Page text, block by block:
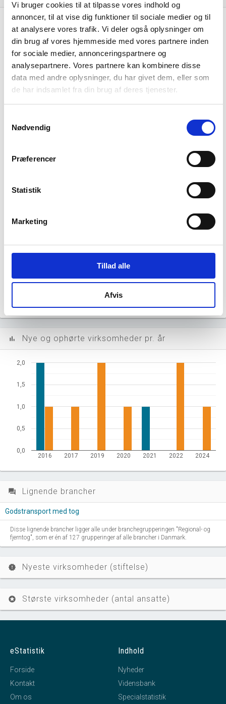
Vi bruger cookies til at tilpasse vores indhold og
annoncer, til at vise dig funktioner til sociale medier og til
at analysere vores trafik. Vi deler også oplysninger om
din brug af vores hjemmeside med vores partnere inden
for sociale medier, annonceringspartnere og
analysepartnere. Vores partnere kan kombinere disse
data med andre oplysninger, du har givet dem, eller som
de har indsamlet fra din brug af deres tjenester.
Nødvendig
Præferencer
Statistik
Marketing
Tillad alle
Afvis
location_city 0
Virksomheder i branchen
money -
Salg i branchen (2024)
local_shipping
647.804 DKK
Fuldtidsbeskæftigede i branchen
1.574
Beskæftigede kvinder i branchen
4.023
Gå tilUdvidet brancheanalysefor historiske data.
bar_chart Nye og ophørte virksomheder pr. år
2016 2017 2019 2020 2021 2022 2024
0,0
0,5
1,0
1,5
2,0
question_answer Lignende brancher
Godstransport med tog
Disse lignende brancher ligger alle under branchegrupperingen "Regional- og
fjerntog", som er én af 127 grupperinger af alle brancher i Danmark.
new_releases Nyeste virksomheder (stiftelse)
stars Største virksomheder (antal ansatte)
eStatistik
Forside
Kontakt
Om os
Indhold
Nyheder
Vidensbank
Specialstatistik